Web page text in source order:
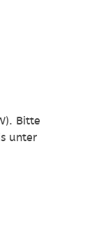
Bitte
unter